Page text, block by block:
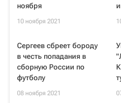
ноября
10 ноября 2021
Сергеев сбреет бороду
в честь попадания в
сборную России по
футболу
08 ноября 2021